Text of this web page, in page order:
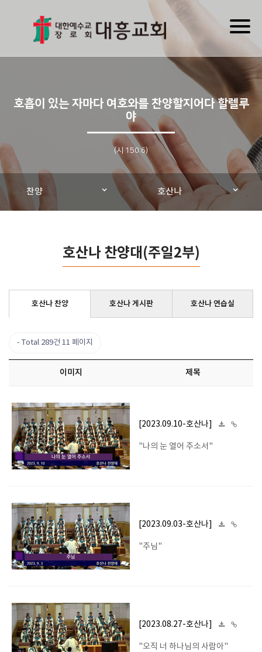
호흡이 있는 자마다 여호와를 찬양할지어다 할렐루
야
(시 150:6)
찬양 호산나
호산나 찬양대(주일2부)
호산나 찬양 호산나 게시판 호산나 연습실
Total 289건 11 페이지
이미지 제목
[2023.09.10-호산나]
"나의 눈 열어 주소서"
[2023.09.03-호산나]
"주님"
[2023.08.27-호산나]
"오직 너 하나님의 사람아"